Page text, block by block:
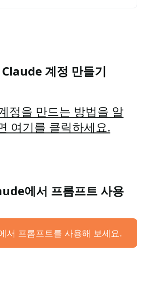
계정 만들기
정을 만드는 방법을 알
여기를 클릭하세요.
에서 프롬프트 사용
서 프롬프트를 사용해 보세요.